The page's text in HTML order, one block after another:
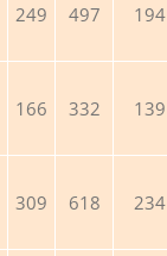
249 497 194
166 332 139
309 618 234